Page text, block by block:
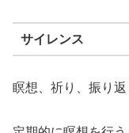
サイレンス
瞑想、祈り、振り